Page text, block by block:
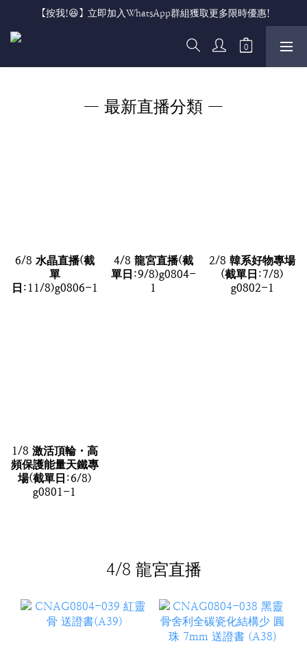
【按我!😆】立即加入WhatsApp群組獲取更多限時優惠!
— 最新直播分類 —
6/8 水晶直播(截
單
日:11/8)g0806-1
4/8 龍宮直播(截
單日:9/8)g0804-
1
2/8 韓系好物專場
(截單日:7/8)
g0802-1
1/8 激活頂輪・高
頻保護能量天鐵專
場(截單日:6/8)
g0801-1
4/8 龍宮直播